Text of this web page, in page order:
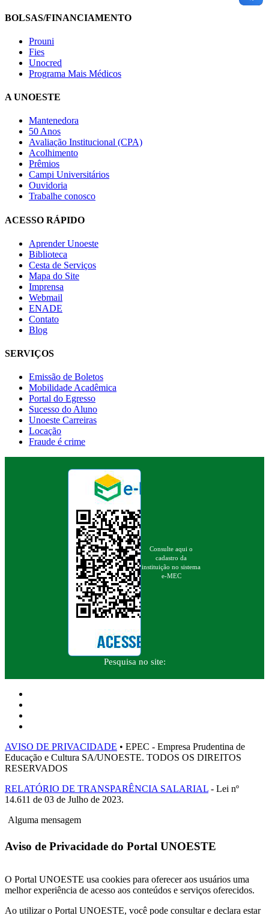
BOLSAS/FINANCIAMENTO
Prouni
Fies
Unocred
Programa Mais Médicos
A UNOESTE
Mantenedora
50 Anos
Avaliação Institucional (CPA)
Acolhimento
Prêmios
Campi Universitários
Ouvidoria
Trabalhe conosco
ACESSO RÁPIDO
Aprender Unoeste
Biblioteca
Cesta de Serviços
Mapa do Site
Imprensa
Webmail
ENADE
Contato
Blog
SERVIÇOS
Emissão de Boletos
Mobilidade Acadêmica
Portal do Egresso
Sucesso do Aluno
Unoeste Carreiras
Locação
Fraude é crime
Consulte aqui o
cadastro da
instituição no sistema
e-MEC
Pesquisa no site:
AVISO DE PRIVACIDADE • EPEC - Empresa Prudentina de
Educação e Cultura SA/UNOESTE. TODOS OS DIREITOS
RESERVADOS
RELATÓRIO DE TRANSPARÊNCIA SALARIAL - Lei nº
14.611 de 03 de Julho de 2023.
Alguma mensagem
Aviso de Privacidade do Portal UNOESTE
O Portal UNOESTE usa cookies para oferecer aos usuários uma
melhor experiência de acesso aos conteúdos e serviços oferecidos.
Ao utilizar o Portal UNOESTE, você pode consultar e declara estar